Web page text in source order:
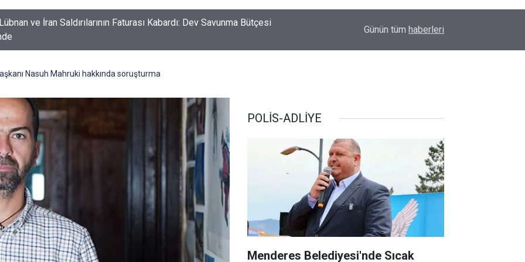
ve İran Saldırılarının Faturası Kabardı: Dev Savunma Bütçesi
Menderes Belediyesi'nde Sıcak Gelişme:
Günün tüm haberleri
Nasuh Mahruki hakkında soruşturma
POLİS-ADLİYE
Menderes Belediyesi'nde Sıcak